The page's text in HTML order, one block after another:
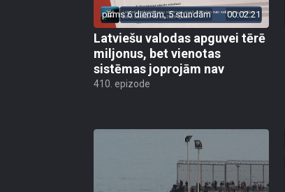
pirms 6 dienām, 5 stundām 00:02:21
Latviešu valodas apguvei tērē
miljonus, bet vienotas
sistēmas joprojām nav
410. epizode